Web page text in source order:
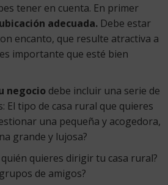
tener en cuenta. En primer
ubicación adecuada. Debe estar
encanto, que resulte atractiva a
importante que esté bien
negocio debe incluir una serie de
El tipo de casa rural que quieres
una pequeña y acogedora,
grande y lujosa?
quieres dirigir tu casa rural?
de amigos?